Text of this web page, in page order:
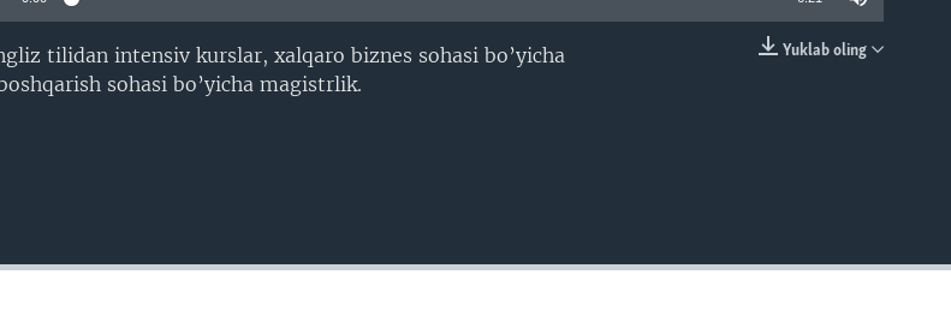
Yuklab oling
tilidan intensiv kurslar, xalqaro biznes sohasi bo’yicha
sohasi bo’yicha magistrlik.